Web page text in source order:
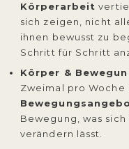
Körperarbeit
sich zeigen, nicht
ihnen bewusst zu
Schritt für Schritt
Körper &
Zweimal pro
Bewegung, was
verändern lässt.